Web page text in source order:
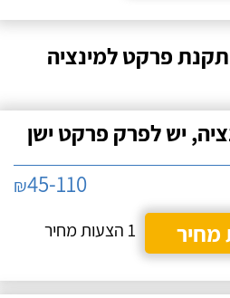
פרקט למינציה
יש לפרק פרקט ישן
₪45-110
מחיר
1 הצעות מחיר